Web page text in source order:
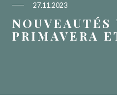
27.11.2023
NOUVEAUTÉS
PRIMAVERA